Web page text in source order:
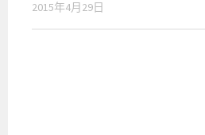
2015年4月29日